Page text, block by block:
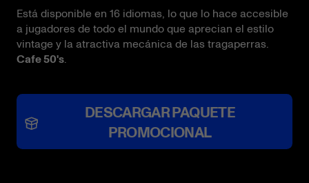
Está disponible en 16 idiomas, lo que lo hace accesible
a jugadores de todo el mundo que aprecian el estilo
vintage y la atractiva mecánica de las tragaperras.
Cafe 50's.
DESCARGAR PAQUETE
PROMOCIONAL